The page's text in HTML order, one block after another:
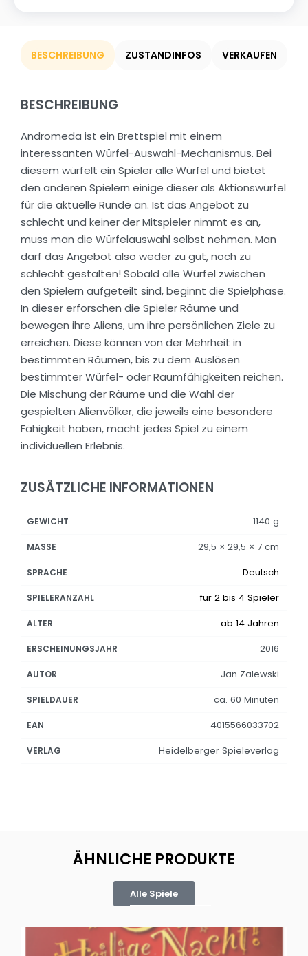
BESCHREIBUNG ZUSTANDINFOS VERKAUFEN
BESCHREIBUNG
Andromeda ist ein Brettspiel mit einem
interessanten Würfel-Auswahl-Mechanismus. Bei
diesem würfelt ein Spieler alle Würfel und bietet
den anderen Spielern einige dieser als Aktionswürfel
für die aktuelle Runde an. Ist das Angebot zu
schlecht und keiner der Mitspieler nimmt es an,
muss man die Würfelauswahl selbst nehmen. Man
darf das Angebot also weder zu gut, noch zu
schlecht gestalten! Sobald alle Würfel zwischen
den Spielern aufgeteilt sind, beginnt die Spielphase.
In dieser erforschen die Spieler Räume und
bewegen ihre Aliens, um ihre persönlichen Ziele zu
erreichen. Diese können von der Mehrheit in
bestimmten Räumen, bis zu dem Auslösen
bestimmter Würfel- oder Raumfähigkeiten reichen.
Die Mischung der Räume und die Wahl der
gespielten Alienvölker, die jeweils eine besondere
Fähigkeit haben, macht jedes Spiel zu einem
individuellen Erlebnis.
ZUSÄTZLICHE INFORMATIONEN
GEWICHT 1140 g
MASSE 29,5 × 29,5 × 7 cm
SPRACHE Deutsch
SPIELERANZAHL für 2 bis 4 Spieler
ALTER ab 14 Jahren
ERSCHEINUNGSJAHR 2016
AUTOR Jan Zalewski
SPIELDAUER ca. 60 Minuten
EAN 4015566033702
VERLAG Heidelberger Spieleverlag
ÄHNLICHE PRODUKTE
Alle Spiele